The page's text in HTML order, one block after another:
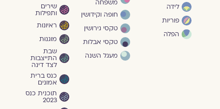
לידה
פוריות
הפלה
משפחה
חופה וקידושין
טקסי גירושין
טקסי אבלות
מעגל השנה
שירים
ותפילות
ראיונות
מוגנוּת
שבת
התייצבות
לצד דינה
כנס ברית
אמונים
תוכנית כנס
2023